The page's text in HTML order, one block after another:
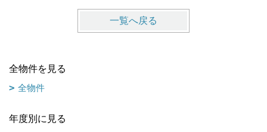
一覧へ戻る
全物件を見る
全物件
年度別に見る